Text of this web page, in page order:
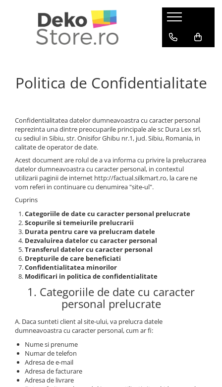
Tricouri
Mesaje haioase
Mesaje inteligente
Mesaje petrecere
Mesaje fashion
Mesaje animale
Tricouri zodii
Zodia Berbec
Zodia Balanta
Zodia Capricorn
Zodia Fecioara
Zodia Gemeni
Zodia Leu
Zodia Pesti
Zodia Rac
Zodia Taur
Zodia Sagetator
Tricou personalizat cu imaginea
sau textul tau
Tricouri familie
Tricouri mamici
Ceasuri de perete
Tablouri
Tablouri canvas Copii
Tablouri canvas Destinatii
Tablouri canvas Auto-Moto
Tablouri canvas Vintage
Tablouri canvas Feng Shui
Tablouri canvas Motivationale
Tablouri cu rama
Seturi de 2 tablouri
Seturi de 3 tablouri
Tablouri PVC
Tablouri PVC copii
Idei Cadouri
Cani cafea
Mousepad
Politica de Confidentialitate
Confidentialitatea datelor dumneavoastra cu caracter personal
reprezinta una dintre preocuparile principale ale sc Dura Lex srl,
cu sediul in Sibiu, str. Onisifor Ghibu nr.1, jud. Sibiu, Romania, in
calitate de operator de date.
Acest document are rolul de a va informa cu privire la prelucrarea
datelor dumneavoastra cu caracter personal, in contextul
utilizarii paginii de internet http://factual.silkmart.ro, la care ne
vom referi in continuare cu denumirea "site-ul".
Cuprins
Categoriile de date cu caracter personal prelucrate
Scopurile si temeiurile prelucrarii
Durata pentru care va prelucram datele
Dezvaluirea datelor cu caracter personal
Transferul datelor cu caracter personal
Drepturile de care beneficiati
Confidentialitatea minorilor
Modificari in politica de confidentialitate
1. Categoriile de date cu caracter
personal prelucrate
A. Daca sunteti client al site-ului, va prelucra datele
dumneavoastra cu caracter personal, cum ar fi:
Nume si prenume
Numar de telefon
Adresa de e-mail
Adresa de facturare
Adresa de livrare